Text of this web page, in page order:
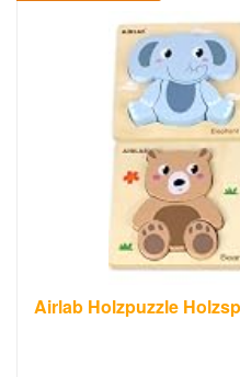
Airlab Holzpuzzle